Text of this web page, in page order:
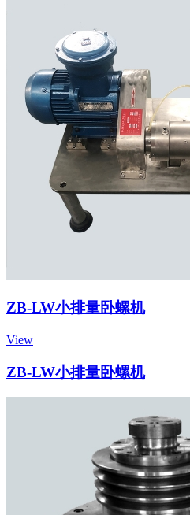
ZB-LW小排量卧螺机
View
ZB-LW小排量卧螺机